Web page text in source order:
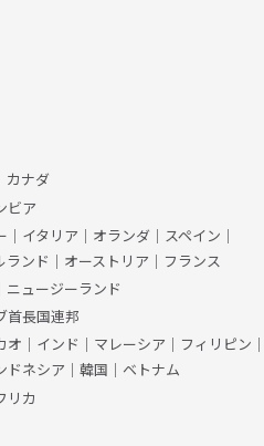
カナダ
ビア
｜ イタリア ｜ オランダ ｜ スペイン ｜
ランド ｜ オーストリア ｜ フランス
ニュージーランド
首長国連邦
オ ｜ インド ｜ マレーシア ｜ フィリピン ｜
ドネシア ｜ 韓国 ｜ ベトナム
リカ